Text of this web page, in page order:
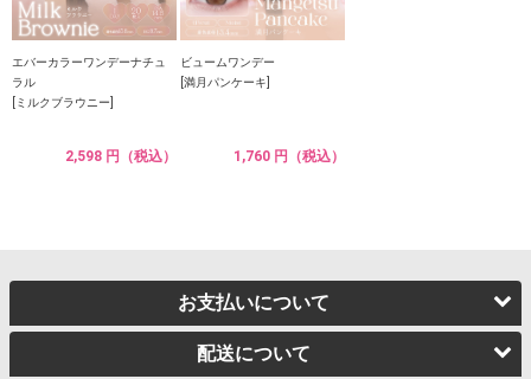
エバーカラーワンデーナチュ
ラル
[ミルクブラウニー]
2,598 円（税込）
ビュームワンデー
[満月パンケーキ]
1,760 円（税込）
お支払いについて
配送について